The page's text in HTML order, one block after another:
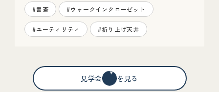
#書斎 #ウォークインクローゼット
#ユーティリティ #折り上げ天井
見学会情報を見る